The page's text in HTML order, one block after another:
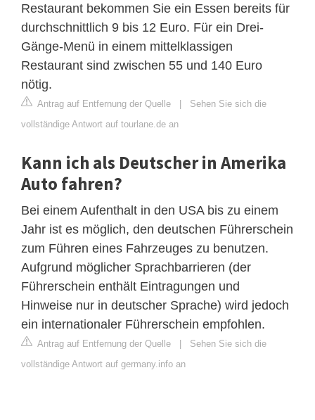
Restaurant bekommen Sie ein Essen bereits für
durchschnittlich 9 bis 12 Euro. Für ein Drei-
Gänge-Menü in einem mittelklassigen
Restaurant sind zwischen 55 und 140 Euro
nötig.
Antrag auf Entfernung der Quelle | Sehen Sie sich die
vollständige Antwort auf tourlane.de an
Kann ich als Deutscher in Amerika
Auto fahren?
Bei einem Aufenthalt in den USA bis zu einem
Jahr ist es möglich, den deutschen Führerschein
zum Führen eines Fahrzeuges zu benutzen.
Aufgrund möglicher Sprachbarrieren (der
Führerschein enthält Eintragungen und
Hinweise nur in deutscher Sprache) wird jedoch
ein internationaler Führerschein empfohlen.
Antrag auf Entfernung der Quelle | Sehen Sie sich die
vollständige Antwort auf germany.info an